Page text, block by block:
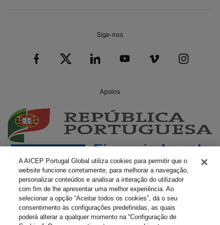
Siga-nos
Apoios
A AICEP Portugal Global utiliza cookies para permitir que o
website funcione corretamente, para melhorar a navegação,
personalizar conteúdos e analisar a interação do utilizador
com fim de lhe apresentar uma melhor experiência. Ao
selecionar a opção “Aceitar todos os cookies”, dá o seu
consentimento às configurações predefinidas, as quais
poderá alterar a qualquer momento na “Configuração de